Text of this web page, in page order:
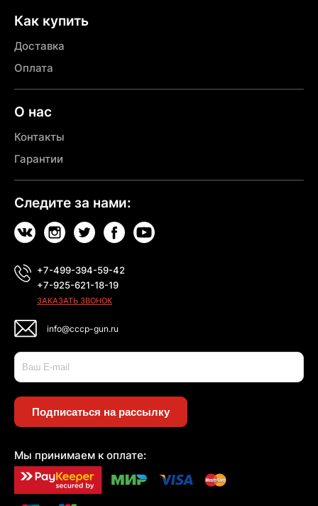
Как купить
Доставка
Оплата
О нас
Контакты
Гарантии
Следите за нами:
+7-499-394-59-42
+7-925-621-18-19
ЗАКАЗАТЬ ЗВОНОК
info@cccp-gun.ru
Подписаться на рассылку
Мы принимаем к оплате: